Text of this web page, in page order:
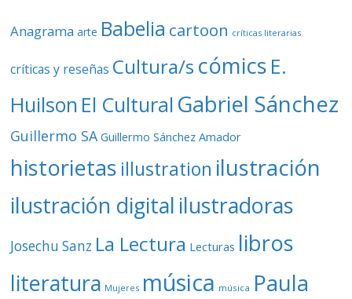
Anagrama arte Babelia cartoon críticas literarias
críticas y reseñas Cultura/s cómics E.
Huilson El Cultural Gabriel Sánchez
Guillermo SA Guillermo Sánchez Amador
historietas illustration ilustración
ilustración digital ilustradoras
Josechu Sanz La Lectura Lecturas libros
literatura Mujeres música música Paula